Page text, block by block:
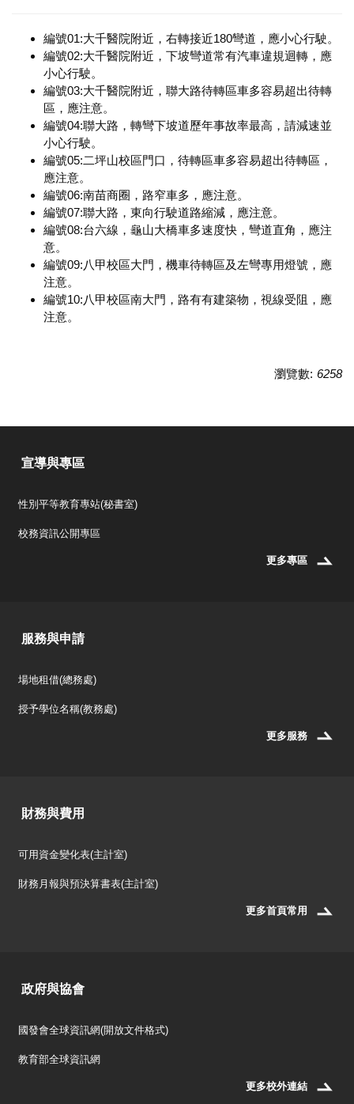
編號01:大千醫院附近，右轉接近180彎道，應小心行駛。
編號02:大千醫院附近，下坡彎道常有汽車違規迴轉，應
小心行駛。
編號03:大千醫院附近，聯大路待轉區車多容易超出待轉
區，應注意。
編號04:聯大路，轉彎下坡道歷年事故率最高，請減速並
小心行駛。
編號05:二坪山校區門口，待轉區車多容易超出待轉區，
應注意。
編號06:南苗商圈，路窄車多，應注意。
編號07:聯大路，東向行駛道路縮減，應注意。
編號08:台六線，龜山大橋車多速度快，彎道直角，應注
意。
編號09:八甲校區大門，機車待轉區及左彎專用燈號，應
注意。
編號10:八甲校區南大門，路有有建築物，視線受阻，應
注意。
瀏覽數: 6258
宣導與專區
性別平等教育專站(秘書室)
校務資訊公開專區
更多專區
服務與申請
場地租借(總務處)
授予學位名稱(教務處)
更多服務
財務與費用
可用資金變化表(主計室)
財務月報與預決算書表(主計室)
更多首頁常用
政府與協會
國發會全球資訊網(開放文件格式)
教育部全球資訊網
更多校外連結